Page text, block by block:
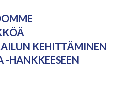
KEHITTÄMINEN
-HANKKEESEEN